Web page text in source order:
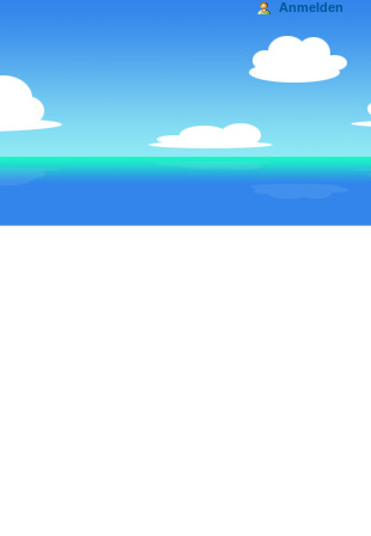
Anmelden